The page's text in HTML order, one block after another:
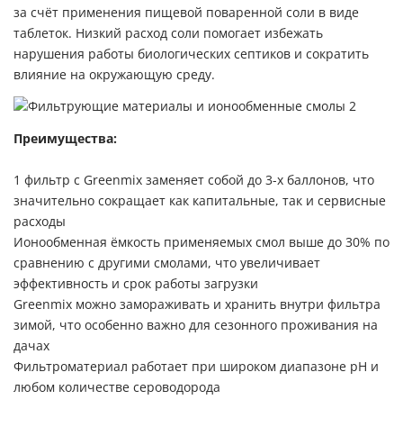
за счёт применения пищевой поваренной соли в виде
таблеток. Низкий расход соли помогает избежать
нарушения работы биологических септиков и сократить
влияние на окружающую среду.
Преимущества:
1 фильтр с Greenmix заменяет собой до 3-х баллонов, что
значительно сокращает как капитальные, так и сервисные
расходы
Ионообменная ёмкость применяемых смол выше до 30% по
сравнению с другими смолами, что увеличивает
эффективность и срок работы загрузки
Greenmix можно замораживать и хранить внутри фильтра
зимой, что особенно важно для сезонного проживания на
дачах
Фильтроматериал работает при широком диапазоне pH и
любом количестве сероводорода